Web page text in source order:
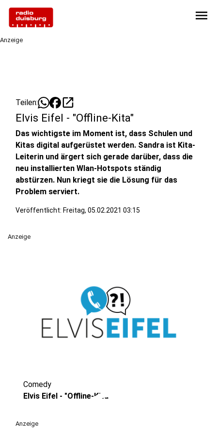
menu
Anzeige
Teilen: open_in_new
Elvis Eifel - "Offline-Kita"
Das wichtigste im Moment ist, dass Schulen und
Kitas digital aufgerüstet werden. Sandra ist Kita-
Leiterin und ärgert sich gerade darüber, dass die
neu installierten Wlan-Hotspots ständig
abstürzen. Nun kriegt sie die Lösung für das
Problem serviert.
Veröffentlicht: Freitag, 05.02.2021 03:15
Anzeige
play_circle
Comedy
Elvis Eifel - "Offline-Kita"
Anzeige